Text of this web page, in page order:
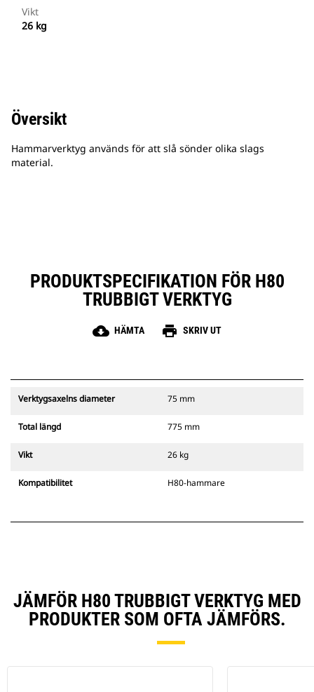
Vikt
26 kg
Översikt
Hammarverktyg används för att slå sönder olika slags
material.
PRODUKTSPECIFIKATION FÖR H80
TRUBBIGT VERKTYG
cloud_download HÄMTA print SKRIV UT
Verktygsaxelns diameter 75 mm
Total längd 775 mm
Vikt 26 kg
Kompatibilitet H80-hammare
JÄMFÖR H80 TRUBBIGT VERKTYG MED
PRODUKTER SOM OFTA JÄMFÖRS.